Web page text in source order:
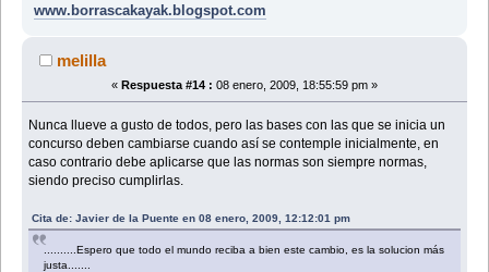
www.borrascakayak.blogspot.com
melilla
« Respuesta #14 : 08 enero, 2009, 18:55:59 pm »
Nunca llueve a gusto de todos, pero las bases con las que se inicia un
concurso deben cambiarse cuando así se contemple inicialmente, en
caso contrario debe aplicarse que las normas son siempre normas,
siendo preciso cumplirlas.
Cita de: Javier de la Puente en 08 enero, 2009, 12:12:01 pm
..........Espero que todo el mundo reciba a bien este cambio, es la solucion más
justa.......